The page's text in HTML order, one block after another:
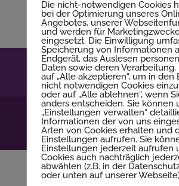
werden. Verfeinern Sie Ihre Suche
verwenden Sie die Navigation
Beitrag zu finden.
Kontakt Impressum
AGB
© 2025 - Wera
Mitgliederbereich mit
Die nicht-notwendigen Cookies
bei der Optimierung unseres
Angebotes, unserer
und werden für
eingesetzt. Die Einwilligung
Speicherung von Informationen
Endgerät, das Auslesen
Daten sowie deren Verarbeitung.
auf „Alle akzeptieren“, um in den
nicht notwendigen Cookies
oder auf „Alle ablehnen“, wenn
anders entscheiden. Sie können
„Einstellungen verwalten“
Informationen der von uns
Arten von Cookies erhalten und
Einstellungen aufrufen. Sie
Einstellungen jederzeit aufrufen
Cookies auch nachträglich
abwählen (z.B. in der
oder unten auf unserer